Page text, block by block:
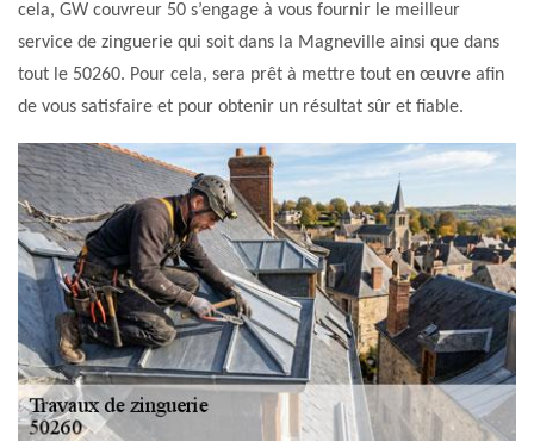
cela, GW couvreur 50 s’engage à vous fournir le meilleur
service de zinguerie qui soit dans la Magneville ainsi que dans
tout le 50260. Pour cela, sera prêt à mettre tout en œuvre afin
de vous satisfaire et pour obtenir un résultat sûr et fiable.